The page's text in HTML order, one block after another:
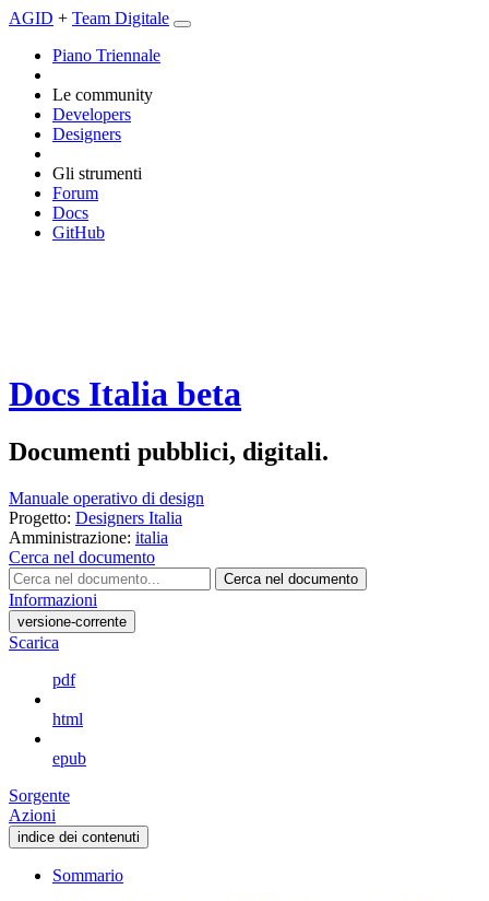
AGID + Team Digitale
Piano Triennale
Le community
Developers
Designers
Gli strumenti
Forum
Docs
GitHub
Docs Italia beta
Documenti pubblici, digitali.
Manuale operativo di design
Progetto: Designers Italia
Amministrazione: italia
Cerca nel documento
Cerca nel documento
Informazioni
versione-corrente
Scarica
pdf
html
epub
Sorgente
Azioni
indice dei contenuti
Sommario